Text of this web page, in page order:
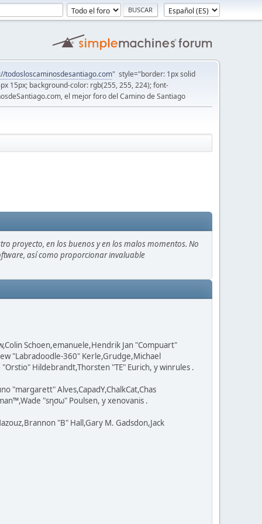
todosloscaminosdesantiago.com" style="border: 1px solid
15px; background-color: rgb(255, 255, 224); font-
el mejor foro del Camino de Santiago
proyecto, en los buenos y en los malos momentos. No
así como proporcionar invaluable
Schoen,emanuele,Hendrik Jan "Compuart"
"Labradoodle-360" Kerle,Grudge,Michael
Hildebrandt,Thorsten "TE" Eurich, y winrules .
"margarett" Alves,CapadY,ChalkCat,Chas
"sησω" Poulsen, y xenovanis .
"B" Hall,Gary M. Gadsdon,Jack